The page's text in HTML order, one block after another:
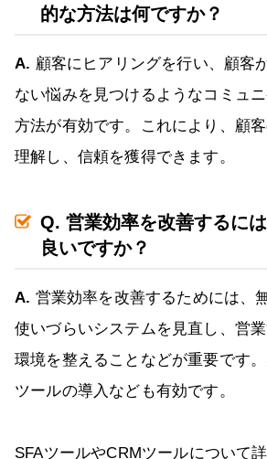
的な方法は何ですか？
A. 顧客にヒアリングを行い、顧客
ない悩みを見つけるようなコミュ
方法が有効です。これにより、顧
理解し、信頼を獲得できます。
Q. 営業効率を改善するに
良いですか？
A. 営業効率を改善するためには、
使いづらいシステムを見直し、営
環境を整えることなどが重要です
ツールの導入なども有効です。
SFAツールやCRMツールについて